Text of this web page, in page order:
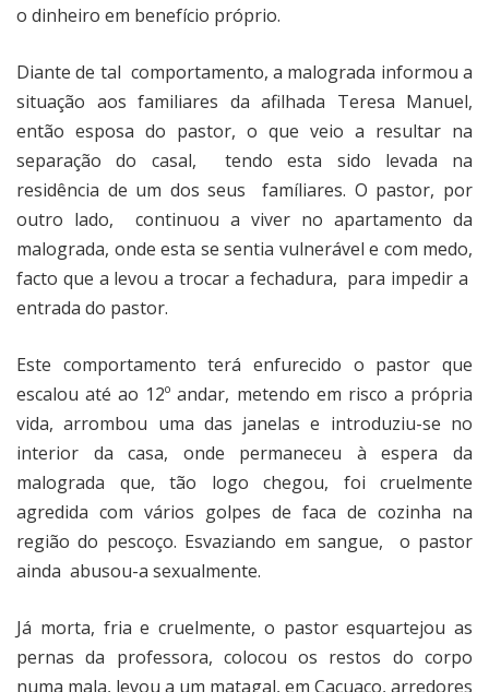
o dinheiro em benefício próprio.
Diante de tal comportamento, a malograda informou a
situação aos familiares da afilhada Teresa Manuel,
então esposa do pastor, o que veio a resultar na
separação do casal,
tendo esta sido levada na
residência de um dos seus
famíliares. O pastor, por
outro lado,
continuou a viver no apartamento da
malograda, onde esta se sentia vulnerável e com medo,
facto que a levou a trocar a fechadura, para impedir a
entrada do pastor.
Este comportamento terá enfurecido o pastor que
escalou até ao 12º andar, metendo em risco a própria
vida, arrombou uma das janelas e introduziu-se no
interior da casa, onde permaneceu à espera da
malograda que, tão logo chegou, foi cruelmente
agredida com vários golpes de faca de cozinha na
região do pescoço. Esvaziando em sangue,
o pastor
ainda abusou-a sexualmente.
Já morta, fria e cruelmente, o pastor esquartejou as
pernas da professora, colocou os restos do corpo
numa mala, levou a um matagal, em Cacuaco, arredores